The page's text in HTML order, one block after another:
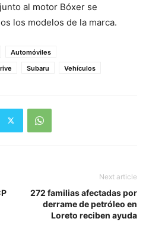
al motor Bóxer se
los modelos de la marca.
Automóviles
Subaru Vehículos
Next article
272 familias afectadas por
derrame de petróleo en
Loreto reciben ayuda